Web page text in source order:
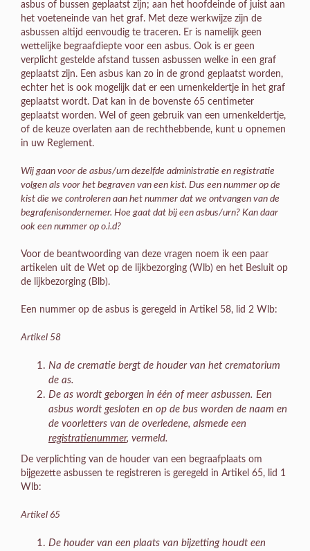
asbus of bussen geplaatst zijn; aan het hoofdeinde of juist aan
het voeteneinde van het graf. Met deze werkwijze zijn de
asbussen altijd eenvoudig te traceren. Er is namelijk geen
wettelijke begraafdiepte voor een asbus. Ook is er geen
verplicht gestelde afstand tussen asbussen welke in een graf
geplaatst zijn. Een asbus kan zo in de grond geplaatst worden,
echter het is ook mogelijk dat er een urnenkeldertje in het graf
geplaatst wordt. Dat kan in de bovenste 65 centimeter
geplaatst worden. Wel of geen gebruik van een urnenkeldertje,
of de keuze overlaten aan de rechthebbende, kunt u opnemen
in uw Reglement.
Wij gaan voor de asbus/urn dezelfde administratie en registratie
volgen als voor het begraven van een kist. Dus een nummer op de
kist die we controleren aan het nummer dat we ontvangen van de
begrafenisondernemer. Hoe gaat dat bij een asbus/urn? Kan daar
ook een nummer op o.i.d?
Voor de beantwoording van deze vragen noem ik een paar
artikelen uit de Wet op de lijkbezorging (Wlb) en het Besluit op
de lijkbezorging (Blb).
Een nummer op de asbus is geregeld in Artikel 58, lid 2 Wlb:
Artikel 58
Na de crematie bergt de houder van het crematorium
de as.
De as wordt geborgen in één of meer asbussen. Een
asbus wordt gesloten en op de bus worden de naam en
de voorletters van de overledene, alsmede een
registratienummer, vermeld.
De verplichting van de houder van een begraafplaats om
bijgezette asbussen te registreren is geregeld in Artikel 65, lid 1
Wlb:
Artikel 65
De houder van een plaats van bijzetting houdt een